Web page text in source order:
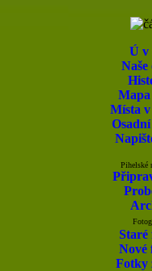
Ú v
Naše
Místa
Pihelské
Staré
Nové
Fotky